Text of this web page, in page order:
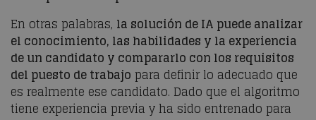
En otras palabras, la solución de IA puede analizar
el conocimiento, las habilidades y la experiencia
de un candidato y compararlo con los requisitos
del puesto de trabajo para definir lo adecuado que
es realmente ese candidato. Dado que el algoritmo
tiene experiencia previa y ha sido entrenado para